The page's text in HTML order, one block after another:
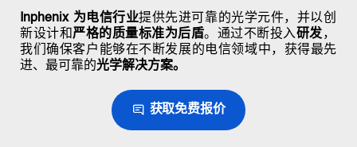
Inphenix 为电信行业提供先进可靠的光学元件，并以创
新设计和严格的质量标准为后盾。通过不断投入研发，
我们确保客户能够在不断发展的电信领域中，获得最先
进、最可靠的光学解决方案。
获取免费报价